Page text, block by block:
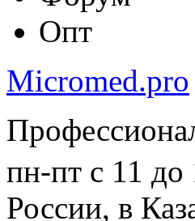
Опт
Micromed.pro
пн-пт с 11 до
России, в